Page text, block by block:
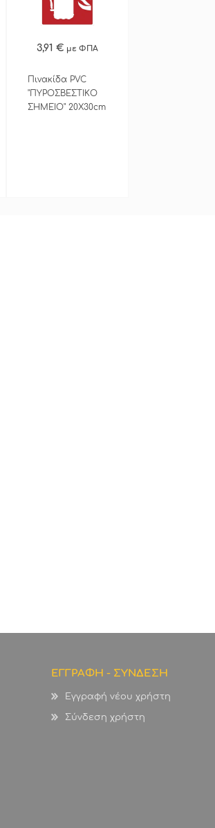
ΓΡΗΓΟΡΗ ΑΓΟΡΑ
3,91 € με ΦΠΑ
Πινακίδα PVC
"ΠΥΡΟΣΒΕΣΤΙΚΟ
ΣΗΜΕΙΟ" 20Χ30cm
ΕΓΓΡΑΦΗ - ΣΥΝΔΕΣΗ
Εγγραφή νέου χρήστη
Σύνδεση χρήστη